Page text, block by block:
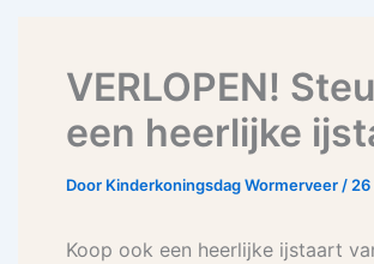
VERLOPEN!
een heerlijke
Door Kinderkoningsdag Wormerveer/26
Koop ook een heerlijke ijstaart